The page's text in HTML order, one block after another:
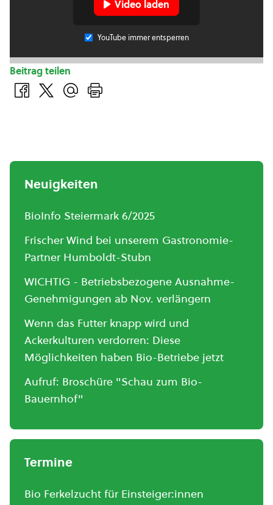
Video laden
YouTube immer entsperren
Beitrag teilen
Neuigkeiten
BioInfo Steiermark 6/2025
Frischer Wind bei unserem Gastronomie-
Partner Humboldt-Stubn
WICHTIG - Betriebsbezogene Ausnahme-
Genehmigungen ab Nov. verlängern
Wenn das Futter knapp wird und
Ackerkulturen verdorren: Diese
Möglichkeiten haben Bio-Betriebe jetzt
Aufruf: Broschüre "Schau zum Bio-
Bauernhof"
Termine
Bio Ferkelzucht für Einsteiger:innen